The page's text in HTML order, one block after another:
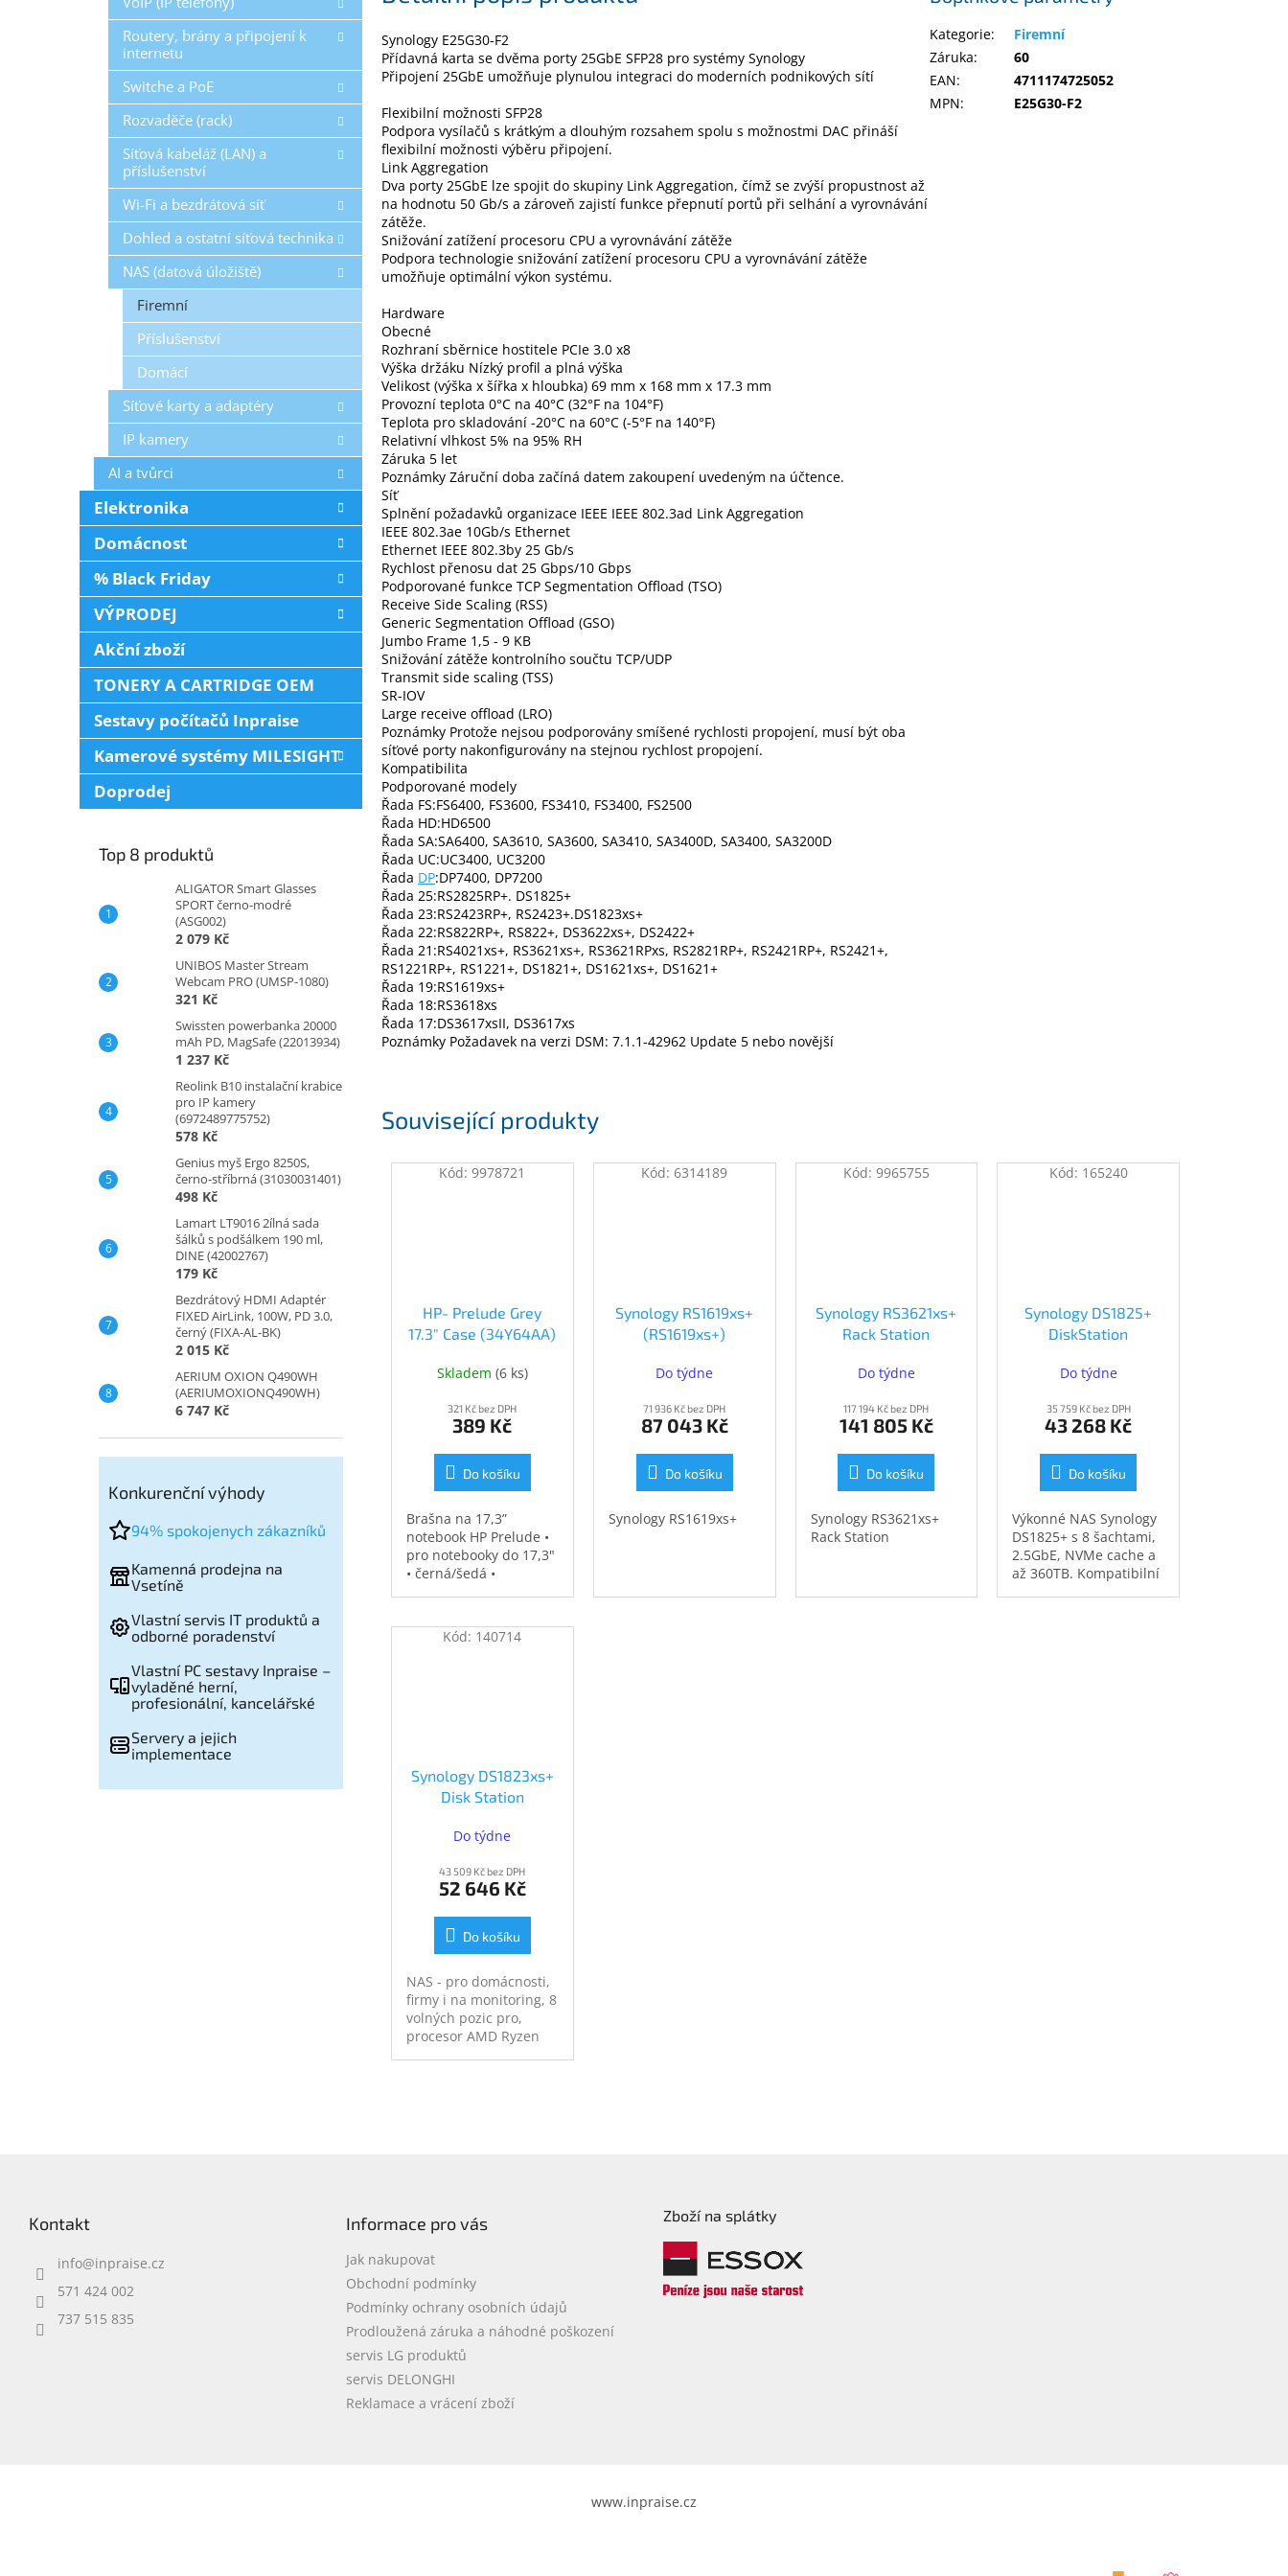
Routery, brány a připojení k
internetu
Switche a PoE
Rozvaděče (rack)
Síťová kabeláž (LAN) a
příslušenství
Wi-Fi a bezdrátová síť
Dohled a ostatní síťová technika
NAS (datová úložiště)
Firemní
Příslušenství
Domácí
Síťové karty a adaptéry
IP kamery
AI a tvůrci
Elektronika
Domácnost
% Black Friday
VÝPRODEJ
Akční zboží
TONERY A CARTRIDGE OEM
Sestavy počítačů Inpraise
Kamerové systémy MILESIGHT
Doprodej
Top 8 produktů
ALIGATOR Smart Glasses
SPORT černo-modré
(ASG002)
2 079 Kč
UNIBOS Master Stream
Webcam PRO (UMSP-1080)
321 Kč
Swissten powerbanka 20000
mAh PD, MagSafe (22013934)
1 237 Kč
Reolink B10 instalační krabice
pro IP kamery
(6972489775752)
578 Kč
Genius myš Ergo 8250S,
černo-stříbrná (31030031401)
498 Kč
Lamart LT9016 2ílná sada
šálků s podšálkem 190 ml,
DINE (42002767)
179 Kč
Bezdrátový HDMI Adaptér
FIXED AirLink, 100W, PD 3.0,
černý (FIXA-AL-BK)
2 015 Kč
AERIUM OXION Q490WH
(AERIUMOXIONQ490WH)
6 747 Kč
Konkurenční výhody
94% spokojenych zákazníků
Kamenná prodejna na
Vsetíně
Vlastní servis IT produktů a
odborné poradenství
Vlastní PC sestavy Inpraise –
vyladěné herní,
profesionální, kancelářské
Servery a jejich
implementace
Související produkty
HP- Prelude Grey
17.3" Case (34Y64AA)
Skladem (6 ks)
321 Kč bez DPH
389 Kč
Do košíku
Brašna na 17,3”
notebook HP Prelude •
pro notebooky do 17,3"
• černá/šedá •
na notebook • speciální
kapsy na příslušenství •
Kód:9978721
Synology RS1619xs+
(RS1619xs+)
Do týdne
71 936 Kč bez DPH
87 043 Kč
Do košíku
Synology RS1619xs+
Kód:6314189
Synology RS3621xs+
Rack Station
Do týdne
117 194 Kč bez DPH
141 805 Kč
Do košíku
Synology RS3621xs+
Rack Station
Kód: 9965755
Synology DS1825+
DiskStation
Do týdne
35 759 Kč bez DPH
43 268 Kč
Do košíku
Výkonné NAS Synology
DS1825+ s 8 šachtami,
2.5GbE, NVMe cache a
až 360TB. Kompatibilní
Kód: 165240
Synology DS1823xs+
Disk Station
Do týdne
43 509 Kč bez DPH
52 646 Kč
Do košíku
NAS - pro domácnosti,
firmy i na monitoring, 8
volných pozic pro,
procesor AMD Ryzen
Kód: 140714
Synology E25G30-F2
Přídavná karta se dvěma porty 25GbE SFP28 pro systémy Synology
Připojení 25GbE umožňuje plynulou integraci do moderních podnikových sítí
Flexibilní možnosti SFP28
Podpora vysílačů s krátkým a dlouhým rozsahem spolu s možnostmi DAC přináší
flexibilní možnosti výběru připojení.
Link Aggregation
Dva porty 25GbE lze spojit do skupiny Link Aggregation, čímž se zvýší propustnost až
na hodnotu 50 Gb/s a zároveň zajistí funkce přepnutí portů při selhání a vyrovnávání
zátěže.
Snižování zatížení procesoru CPU a vyrovnávání zátěže
Podpora technologie snižování zatížení procesoru CPU a vyrovnávání zátěže
umožňuje optimální výkon systému.
Hardware
Obecné
Rozhraní sběrnice hostitele PCIe 3.0 x8
Výška držáku Nízký profil a plná výška
Velikost (výška x šířka x hloubka) 69 mm x 168 mm x 17.3 mm
Provozní teplota 0°C na 40°C (32°F na 104°F)
Teplota pro skladování -20°C na 60°C (-5°F na 140°F)
Relativní vlhkost 5% na 95% RH
Záruka 5 let
Poznámky Záruční doba začíná datem zakoupení uvedeným na účtence.
Síť
Splnění požadavků organizace IEEE IEEE 802.3ad Link Aggregation
IEEE 802.3ae 10Gb/s Ethernet
Ethernet IEEE 802.3by 25 Gb/s
Rychlost přenosu dat 25 Gbps/10 Gbps
Podporované funkce TCP Segmentation Offload (TSO)
Receive Side Scaling (RSS)
Generic Segmentation Offload (GSO)
Jumbo Frame 1,5 - 9 KB
Snižování zátěže kontrolního součtu TCP/UDP
Transmit side scaling (TSS)
SR-IOV
Large receive offload (LRO)
Poznámky Protože nejsou podporovány smíšené rychlosti propojení, musí být oba
síťové porty nakonfigurovány na stejnou rychlost propojení.
Kompatibilita
Podporované modely
Řada FS:FS6400, FS3600, FS3410, FS3400, FS2500
Řada HD:HD6500
Řada SA:SA6400, SA3610, SA3600, SA3410, SA3400D, SA3400, SA3200D
Řada UC:UC3400, UC3200
Řada DP:DP7400, DP7200
Řada 25:RS2825RP+. DS1825+
Řada 23:RS2423RP+, RS2423+.DS1823xs+
Řada 22:RS822RP+, RS822+, DS3622xs+, DS2422+
Řada 21:RS4021xs+, RS3621xs+, RS3621RPxs, RS2821RP+, RS2421RP+, RS2421+,
RS1221RP+, RS1221+, DS1821+, DS1621xs+, DS1621+
Řada 19:RS1619xs+
Řada 18:RS3618xs
Řada 17:DS3617xsII, DS3617xs
Poznámky Požadavek na verzi DSM: 7.1.1-42962 Update 5 nebo novější
Kategorie:
Firemní
Záruka:
60
EAN:
4711174725052
MPN: E25G30-F2
Kontakt
info@inpraise.cz
571 424 002
737 515 835
Informace pro vás
Jak nakupovat
Obchodní podmínky
Podmínky ochrany osobních údajů
Prodloužená záruka a náhodné poškození
servis LG produktů
servis DELONGHI
Reklamace a vrácení zboží
Zboží na splátky
www.inpraise.cz